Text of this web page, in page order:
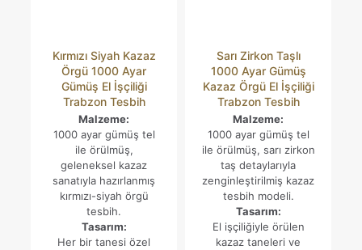
Kırmızı Siyah Kazaz
Örgü 1000 Ayar
Gümüş El İşçiliği
Trabzon Tesbih
Malzeme:
1000 ayar gümüş tel
ile örülmüş,
geleneksel kazaz
sanatıyla hazırlanmış
kırmızı-siyah örgü
tesbih.
Tasarım:
Her bir tanesi özel
Sarı Zirkon Taşlı
1000 Ayar Gümüş
Kazaz Örgü El İşçiliği
Trabzon Tesbih
Malzeme:
1000 ayar gümüş tel
ile örülmüş, sarı zirkon
taş detaylarıyla
zenginleştirilmiş kazaz
tesbih modeli.
Tasarım:
El işçiliğiyle örülen
kazaz taneleri ve